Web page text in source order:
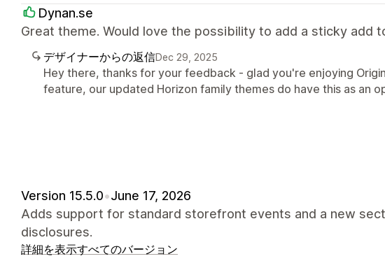
Dynan.se
Great theme. Would love the possibility to add a sticky add
デザイナーからの返信Dec 29, 2025
Hey there, thanks for your feedback - glad you're enjoying
feature, our updated Horizon family themes do have this as an
Version 15.5.0•June 17, 2026
Adds support for standard storefront events and a new
disclosures.
詳細を表示すべてのバージョン